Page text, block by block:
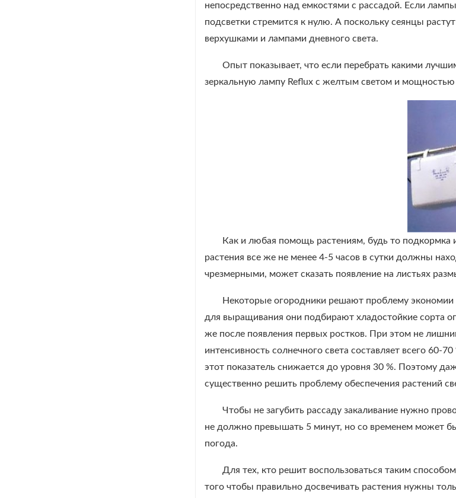
непосредственно над емкостями с рассадой. Если
подсветки стремится к нулю. А поскольку сеянцы
верхушками и лампами дневного света.
Опыт показывает, что если перебрать какими
зеркальную лампу Reflux с желтым светом и
Как и любая помощь растениям, будь то подкормка
растения все же не менее 4-5 часов в сутки должны
чрезмерными, может сказать появление на листьях
Некоторые огородники решают проблему
для выращивания они подбирают хладостойкие сорта
же после появления первых ростков. При этом не
интенсивность солнечного света составляет всего 60-
этот показатель снижается до уровня 30 %. Поэтому
существенно решить проблему обеспечения растений
Чтобы не загубить рассаду закаливание нужно
не должно превышать 5 минут, но со временем может
погода.
Для тех, кто решит воспользоваться таким
того чтобы правильно досвечивать растения нужны